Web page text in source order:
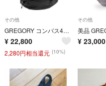
その他
GREGORY コンパス40 ユニバースブラック 1426352480
¥ 22,800
2,280円相当還元 (10%)
その他
¥ 23,000